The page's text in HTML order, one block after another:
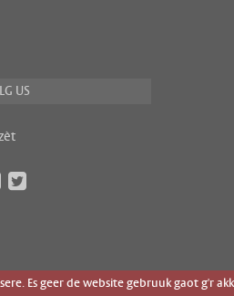
US
Es geer de website gebruuk gaot g'r